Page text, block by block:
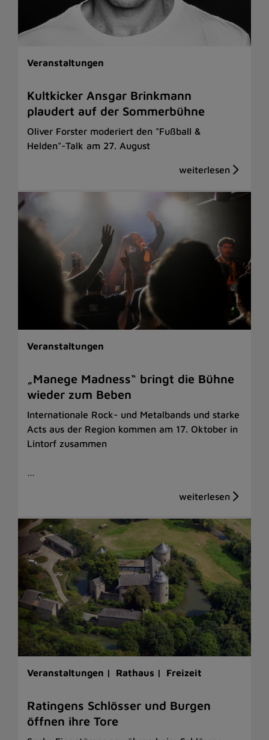
Veranstaltungen
Kultkicker Ansgar Brinkmann
plaudert auf der Sommerbühne
Oliver Forster moderiert den "Fußball &
Helden"-Talk am 27. August
Veranstaltungen
„Manege Madness“ bringt die Bühne
wieder zum Beben
Internationale Rock- und Metalbands und starke
Acts aus der Region kommen am 17. Oktober in
Lintorf zusammen
…
Veranstaltungen | Rathaus | Freizeit
Ratingens Schlösser und Burgen
öffnen ihre Tore